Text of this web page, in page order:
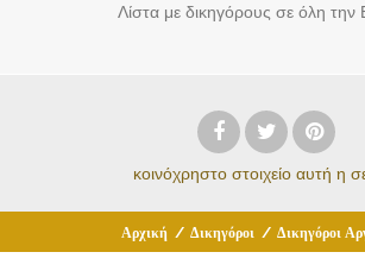
Λίστα με δικηγόρους σε όλη την
κοινόχρηστο στοιχείο αυτή η
Αρχική / Δικηγόροι / Δικηγόροι